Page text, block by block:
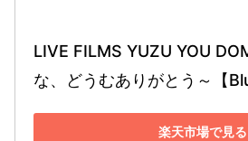
LIVE FILMS YUZU YOU
な、どうむありがとう～【
楽天市場で見る